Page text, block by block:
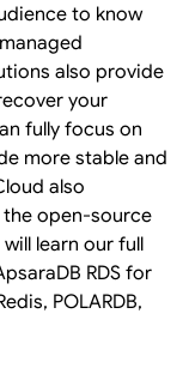
to know
also provide
your
fully focus on
more stable and
also
open-source
learn our full
RDS for
POLARDB,